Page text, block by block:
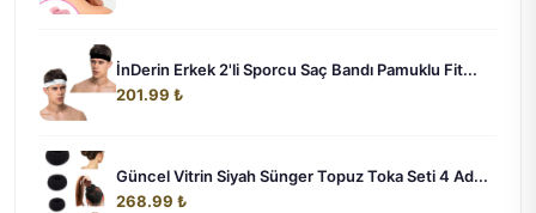
İnDerin Erkek 2'li Sporcu Saç Bandı Pamuklu Fit...
201.99 ₺
Güncel Vitrin Siyah Sünger Topuz Toka Seti 4 Ad...
268.99 ₺